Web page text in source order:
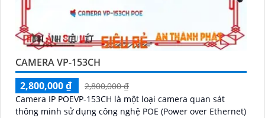
CAMERA VP-153CH
2,800,000 ₫
2,800,000 ₫
Camera IP POEVP-153CH là một loại camera quan sát
thông minh sử dụng công nghệ POE (Power over Ethernet)